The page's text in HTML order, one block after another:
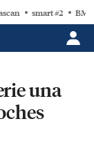
smart #2
una